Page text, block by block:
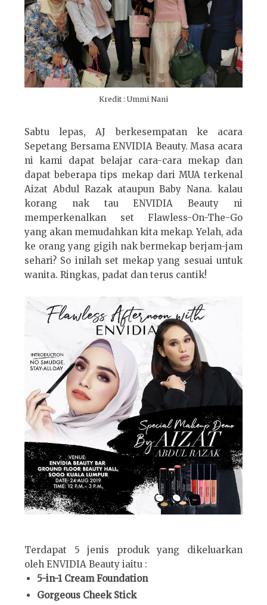
Kredit : Ummi Nani
Sabtu lepas, AJ berkesempatan ke acara
Sepetang Bersama ENVIDIA Beauty. Masa acara
ni kami dapat belajar cara-cara mekap dan
dapat beberapa tips mekap dari MUA terkenal
Aizat Abdul Razak ataupun Baby Nana. kalau
korang nak tau ENVIDIA Beauty ni
memperkenalkan set Flawless-On-The-Go
yang akan memudahkan kita mekap. Yelah, ada
ke orang yang gigih nak bermekap berjam-jam
sehari? So inilah set mekap yang sesuai untuk
wanita. Ringkas, padat dan terus cantik!
Terdapat 5 jenis produk yang dikeluarkan
oleh ENVIDIA Beauty iaitu :
5-in-1 Cream Foundation
Gorgeous Cheek Stick